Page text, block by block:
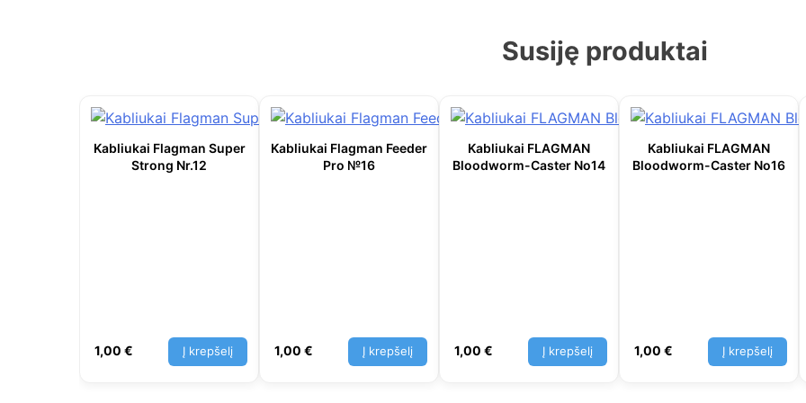
Susiję produktai
Kabliukai Flagman Super
Strong Nr.12
1,00 € Į krepšelį
Kabliukai Flagman Feeder
Pro №16
1,00 € Į krepšelį
Kabliukai FLAGMAN
Bloodworm-Caster No14
1,00 € Į krepšelį
Kabliukai FLAGMAN
Bloodworm-Caster No16
1,00 € Į krepšelį